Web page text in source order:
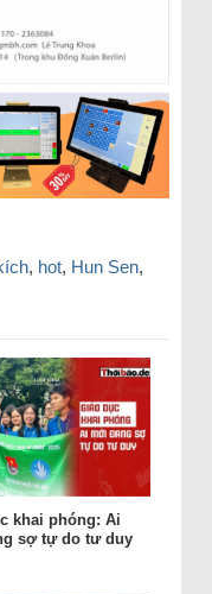
, hot, Hun Sen,
khai phóng: Ai
sợ tự do tư duy